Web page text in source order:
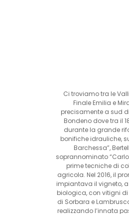
Ci troviamo tra le
Finale Emilia e
precisamente a sud
Bondeno dove tra il
durante la grande
bonifiche idrauliche,
Barchessa”,
soprannominato
prime tecniche di
agricola. Nel 2016, il
impiantava il vigneto,
biologica, con vitigni di
di Sorbara e
realizzando l’innata